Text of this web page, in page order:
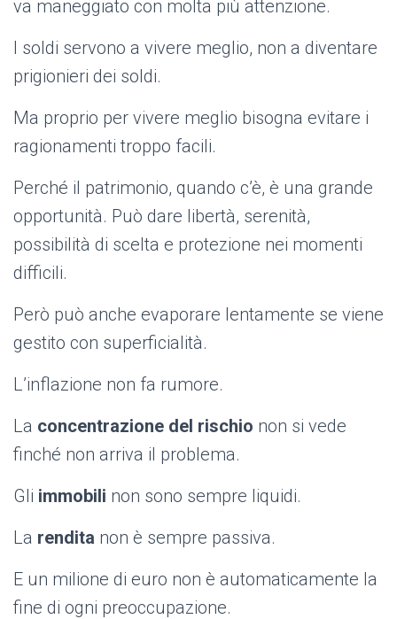
va maneggiato con molta più attenzione.
I soldi servono a vivere meglio, non a diventare
prigionieri dei soldi.
Ma proprio per vivere meglio bisogna evitare i
ragionamenti troppo facili.
Perché il patrimonio, quando c’è, è una grande
opportunità. Può dare libertà, serenità,
possibilità di scelta e protezione nei momenti
difficili.
Però può anche evaporare lentamente se viene
gestito con superficialità.
L’inflazione non fa rumore.
La concentrazione del rischio non si vede
finché non arriva il problema.
Gli immobili non sono sempre liquidi.
La rendita non è sempre passiva.
E un milione di euro non è automaticamente la
fine di ogni preoccupazione.